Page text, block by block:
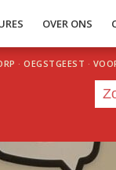
OVER ONS
· OEGSTGEEST ·